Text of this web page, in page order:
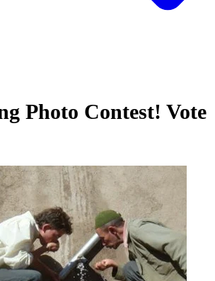
Photo Contest! Vote